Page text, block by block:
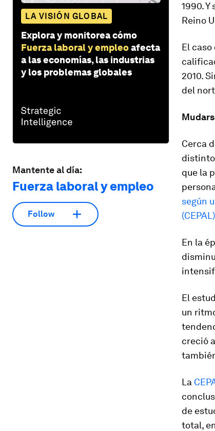
LA VISIÓN GLOBAL
Explora y monitorea cómo
Fuerza laboral y empleoafecta
a las economías, las industrias
y los problemas globales
Mantente al día:
Fuerza laboral y empleo
Follow
1990.
Reino
El
2010.
del
Cerca
que la
según
(CEPAL)
En la
El
un
creció
La
de
total,